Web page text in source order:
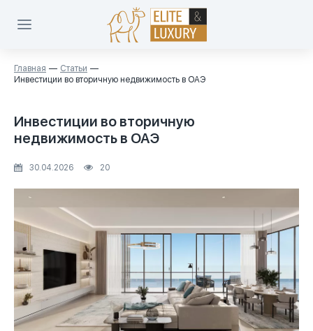
Главная
Статьи
Инвестиции во вторичную недвижимость в ОАЭ
Инвестиции во вторичную
недвижимость в ОАЭ
30.04.2026 20